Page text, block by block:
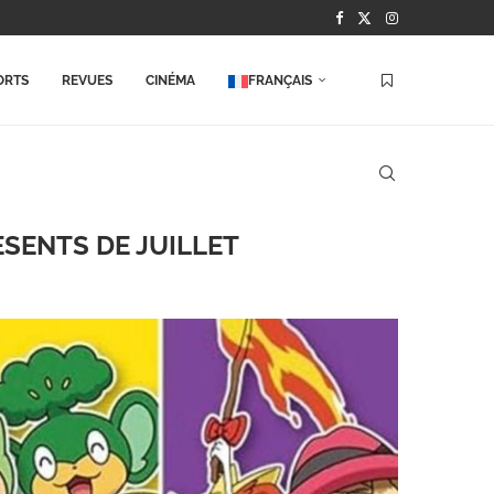
REVUES CINÉMA FRANÇAIS
DE JUILLET